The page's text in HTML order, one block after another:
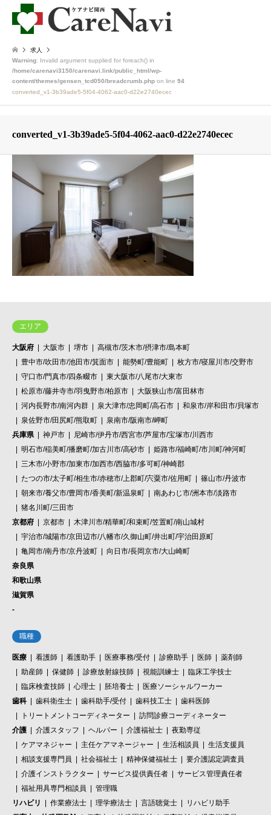
求人
Warning: Invalid argument supplied for foreach() in
/home/carenavi3150/carenavi.link/public_html/wp-
content/themes/gensen_tcd050/breadcrumb.php on line 94
converted_v1-3b39ade5-5f04-4062-aac0-d22e2740ecec
converted_v1-3b39ade5-5f04-4062-aac0-d22e2740ecec
エリア
大阪府 大阪市 堺市
高槻市/茨木市/摂津市/島本町
豊中市/吹田市/池田市/箕面市
能勢町/豊能町
枚方市/寝屋川市/交野市
守口市/門真市/四条畷市
東大阪市/八尾市/大東市
松原市/藤井寺市/羽曳野市/柏原市
大阪狭山市/富田林市
河内長野市/南河内群
泉大津市/忠岡町/高石市
和泉市/岸和田市/貝塚市
泉佐野市/田尻町/熊取町
泉南市/阪南市/岬町
兵庫県
神戸市
尼崎市/伊丹市/西宮市/芦屋市/宝塚市/川西市
明石市/稲美町/播磨町/加古川市/高砂市
姫路市/福崎町/市川町/神河町
三木市/小野市/加東市/加西市/西脇市/多可町/神崎郡
たつの市/太子町/相生市/赤穂市/上郡町/宍粟市/佐用町
篠山市/丹波市
朝来市/養父市/豊岡市/香美町/新温泉町
南あわじ市/洲本市/淡路市
猪名川町/三田市
京都府
京都市
木津川市/精華町/和束町/笠置町/南山城村
宇治市/城陽市/京田辺市/八幡市/久御山町/井出町/宇治田原町
亀岡市/南丹市/京丹波町
向日市/長岡京市/大山崎町
奈良県
和歌山県
滋賀県
-
職種
医療 看護師 看護助手 医療事務/受付 診療助手 医師
薬剤師
助産師
保健師 診療放射線技師 視能訓練士
臨床工学技士
臨床検査技師
心理士 胚培養士
医療ソーシャルワーカー
歯科
歯科衛生士 歯科助手/受付 歯科技工士
歯科医師
トリートメントコーディネーター
訪問診療コーディネーター
介護
介護スタッフ ヘルパー 介護福祉士
夜勤専従
ケアマネジャー
主任ケアマネージャー 生活相談員
生活支援員
相談支援専門員
社会福祉士 精神保健福祉士
要介護認定調査員
介護インストラクター
サービス提供責任者
サービス管理責任者
福祉用具専門相談員
管理職
リハビリ
作業療法士 理学療法士 言語聴覚士
リハビリ助手